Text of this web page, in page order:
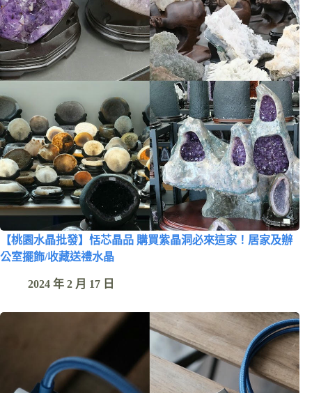
【桃園水晶批發】恬芯晶品 購買紫晶洞必來這家！居家及辦
公室擺飾/收藏送禮水晶
2024 年 2 月 17 日